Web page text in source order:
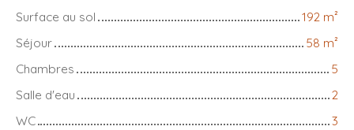
Surface au sol
192 m²
Séjour
58 m²
Chambres
5
Salle d'eau
2
WC
3